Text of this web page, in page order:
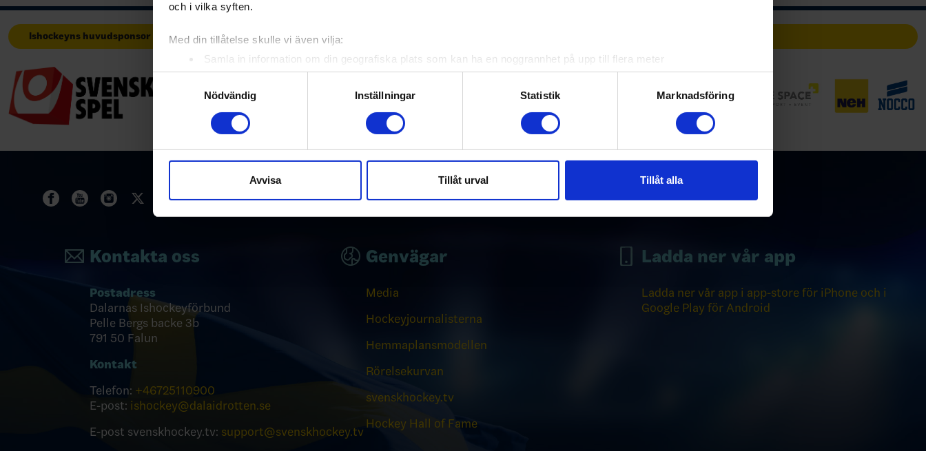
och i vilka syften.
Med din tillåtelse skulle vi även vilja:
Samla in information om din geografiska plats som kan ha en noggrannhet på upp till flera meter
Identifiera din enhet genom att aktivt skanna den för specifika kännetecken (fingeravtryck)
Ta reda på mer om hur dina personliga uppgifter behandlas och ställ in dina preferenser i
detaljsektionen. Du kan ändra
eller dra tillbaka ditt samtycke när som helst från cookie-förklaringen.
sociala medier och analysera vår trafik. Vi vidarebefordrar även sådana identifierare och annan information från din enhet
till de sociala medier och annons- och analysföretag som vi samarbetar med. Dessa kan i sin tur kombinera informationen
Samtyckesval
Nödvändig
Inställningar Statistik Marknadsföring
Avvisa Tillåt urval Tillåt alla
Ishockeyns huvudsponsor Huvudpartners
Kontakta oss
Postadress
Dalarnas Ishockeyförbund
Pelle Bergs backe 3b
791 50 Falun
Kontakt
Telefon: +46725110900
E-post: ishockey@dalaidrotten.se
E-post svenskhockey.tv: support@svenskhockey.tv
Genvägar
Media
Hockeyjournalisterna
Hemmaplansmodellen
Rörelsekurvan
svenskhockey.tv
Hockey Hall of Fame
Ladda ner vår app
Ladda ner vår app i app-store för iPhone och i
Google Play för Android